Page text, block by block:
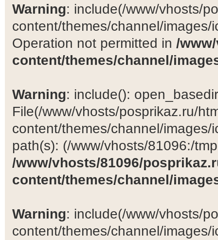
Warning: include(/www/vhosts/
content/themes/channel/
Operation not permitted in /
content/themes/channel/
Warning: include():
File(/www/vhosts/posprikaz.ru/
content/themes/channel/
path(s): (/www/vhosts/81096:/
/www/vhosts/81096/
content/themes/channel/
Warning: include(/www/vhosts/
content/themes/channel/